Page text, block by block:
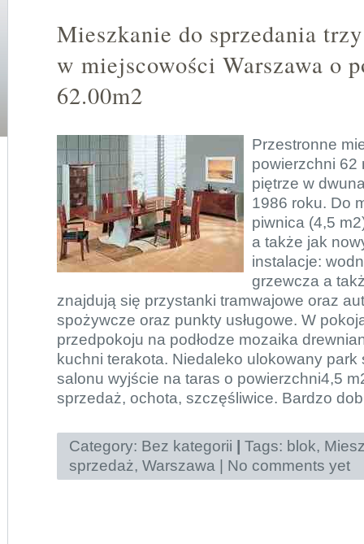
Mieszkanie do sprzedania
w miejscowości Warszawa o
62.00m2
Przestronne
powierzchni 62
piętrze w
1986 roku. Do
piwnica (4,5
a także jak
instalacje:
grzewcza a
znajdują się przystanki tramwajowe oraz
spożywcze oraz punkty usługowe. W
przedpokoju na podłodze mozaika
kuchni terakota. Niedaleko ulokowany park
salonu wyjście na taras o powierzchni4,5
sprzedaż, ochota, szczęśliwice. Bardzo
Category: Bez kategorii Tags: blok,
sprzedaż, Warszawa No comments yet